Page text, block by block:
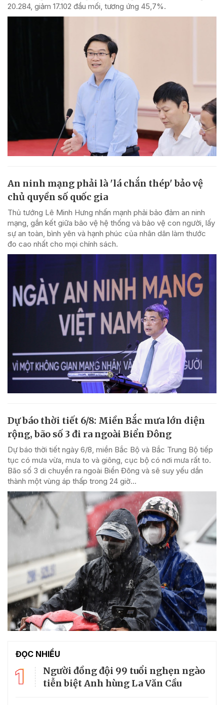
20.284, giảm 17.102 đầu mối, tương ứng 45,7%.
An ninh mạng phải là 'lá chắn thép' bảo vệ
chủ quyền số quốc gia
Thủ tướng Lê Minh Hưng nhấn mạnh phải bảo đảm an ninh
mạng, gắn kết giữa bảo vệ hệ thống và bảo vệ con người, lấy
sự an toàn, bình yên và hạnh phúc của nhân dân làm thước
đo cao nhất cho mọi chính sách.
Dự báo thời tiết 6/8: Miền Bắc mưa lớn diện
rộng, bão số 3 đi ra ngoài Biển Đông
Dự báo thời tiết ngày 6/8, miền Bắc Bộ và Bắc Trung Bộ tiếp
tục có mưa vừa, mưa to và giông, cục bộ có nơi mưa rất to.
Bão số 3 di chuyển ra ngoài Biển Đông và sẽ suy yếu dần
thành một vùng áp thấp trong 24 giờ...
ĐỌC NHIỀU
1
Người đồng đội 99 tuổi nghẹn ngào
tiễn biệt Anh hùng La Văn Cầu